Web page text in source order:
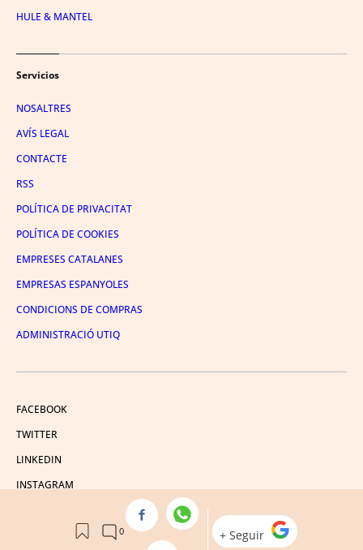
HULE & MANTEL
Servicios
NOSALTRES
AVÍS LEGAL
CONTACTE
RSS
POLÍTICA DE PRIVACITAT
POLÍTICA DE COOKIES
EMPRESES CATALANES
EMPRESAS ESPANYOLES
CONDICIONS DE COMPRAS
ADMINISTRACIÓ UTIQ
FACEBOOK
TWITTER
LINKEDIN
INSTAGRAM